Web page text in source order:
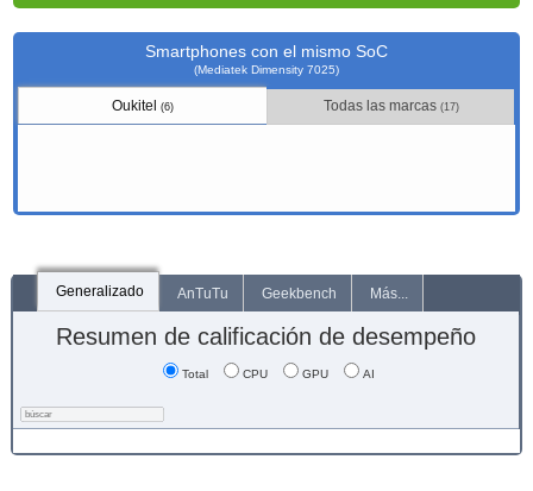
Smartphones con el mismo SoC
(Mediatek Dimensity 7025)
Oukitel(6) Todas las marcas (17)
Generalizado AnTuTu Geekbench Más...
Resumen de calificación de desempeño
Total CPU GPU AI